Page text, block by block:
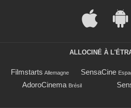
ALLOCINÉ À
Filmstarts Allemagne SensaCine
AdoroCinema Brésil